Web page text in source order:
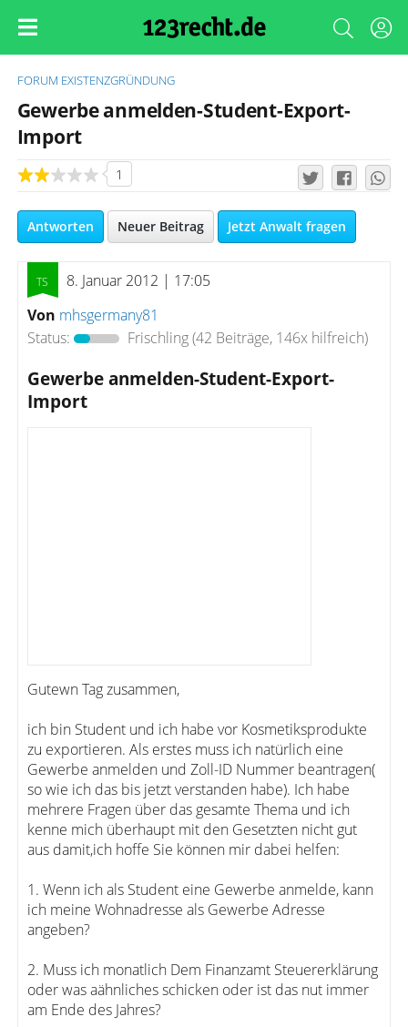
FORUM EXISTENZGRÜNDUNG
Gewerbe anmelden-Student-Export-
Import
1
Antworten Neuer Beitrag Jetzt Anwalt fragen
8. Januar 2012 | 17:05
Von mhsgermany81
Status:
Frischling(42 Beiträge, 146x hilfreich)
Gewerbe anmelden-Student-Export-
Import
Gutewn Tag zusammen,
ich bin Student und ich habe vor Kosmetiksprodukte
zu exportieren. Als erstes muss ich natürlich eine
Gewerbe anmelden und Zoll-ID Nummer beantragen(
so wie ich das bis jetzt verstanden habe). Ich habe
mehrere Fragen über das gesamte Thema und ich
kenne mich überhaupt mit den Gesetzten nicht gut
aus damit,ich hoffe Sie können mir dabei helfen:
1. Wenn ich als Student eine Gewerbe anmelde, kann
ich meine Wohnadresse als Gewerbe Adresse
angeben?
2. Muss ich monatlich Dem Finanzamt Steuererklärung
oder was aähnliches schicken oder ist das nut immer
am Ende des Jahres?